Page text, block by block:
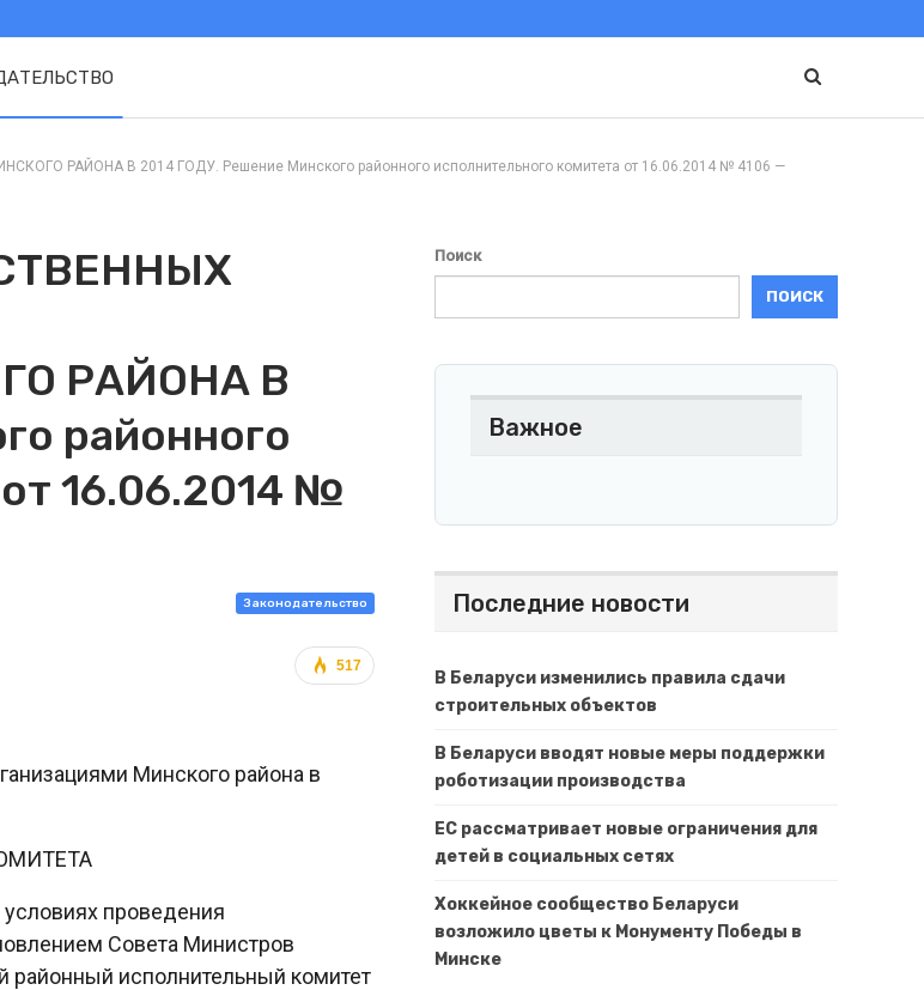
РАЙОНА В 2014 ГОДУ. Решение Минского районного исполнительного комитета от 16.06.2014 № 4106 —
РАЙОНА В
районного
16.06.2014 №
Законодательство
517
Минского района в
проведения
Совета Министров
районный исполнительный комитет
Поиск
ПОИСК
Важное
Последние новости
В Беларуси изменились правила сдачи
строительных объектов
В Беларуси вводят новые меры поддержки
роботизации производства
ЕС рассматривает новые ограничения для
детей в социальных сетях
Хоккейное сообщество Беларуси
возложило цветы к Монументу Победы в
Минске